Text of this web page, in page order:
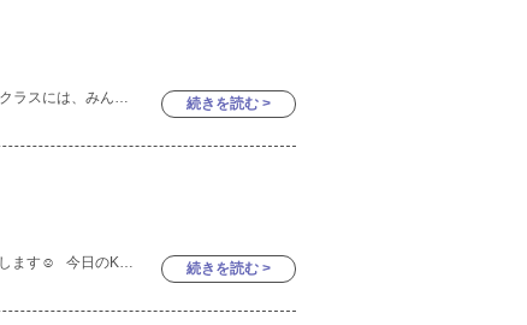
昨日は中秋の名月でしたね🌕プリキンダーのクラスには、みんなで一緒に力を合わせて作った夜空に大きな満月が飾られています！今日のブログでは満月とお月見団子の制作をした時の様子をお届けします！ まずは 続きを読む >
こんにちは☀️ 今日はKinder1の様子をお伝えします☺️ 今日のKinder1はクッキングがありました❗️ 今日のクッキングを、ずっと心待 続きを読む >